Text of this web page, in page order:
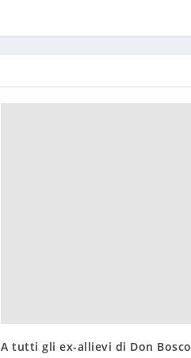
A tutti gli ex-allievi di Don Bosco